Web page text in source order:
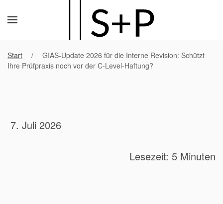
Hauptinhalt
springen
Start
GIAS-Update 2026 für die Interne Revision: Schützt
Ihre Prüfpraxis noch vor der C-Level-Haftung?
7. Juli 2026
Lesezeit: 5 Minuten